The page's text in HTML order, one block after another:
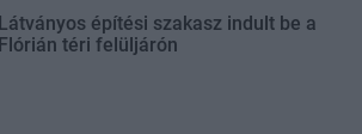
Látványos építési szakasz indult be a
Flórián téri felüljárón